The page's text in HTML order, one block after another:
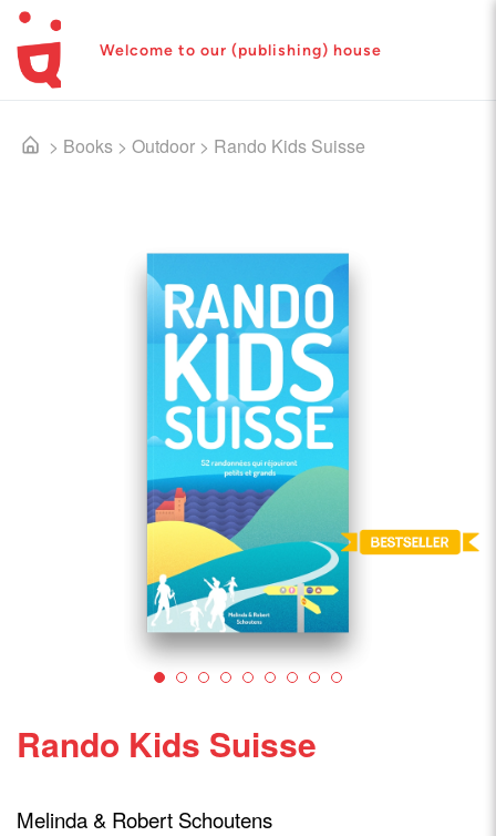
Welcome to our (publishing) house
> Books > Outdoor > Rando Kids Suisse
Rando Kids Suisse
Melinda & Robert Schoutens